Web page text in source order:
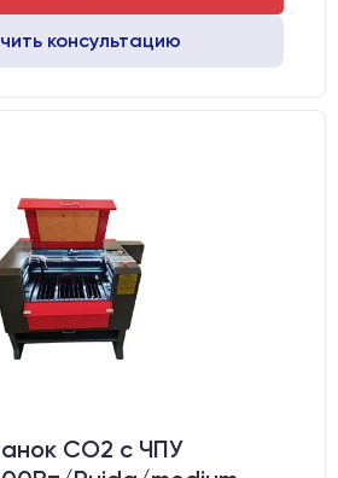
консультацию
CO2 c ЧПУ